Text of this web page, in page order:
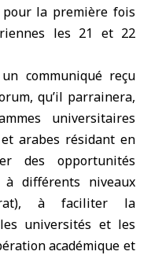
pour la première fois
les 21 et 22
communiqué reçu
qu’il parrainera,
universitaires
arabes résidant en
des opportunités
à différents niveaux
à faciliter la
universités et les
académique et